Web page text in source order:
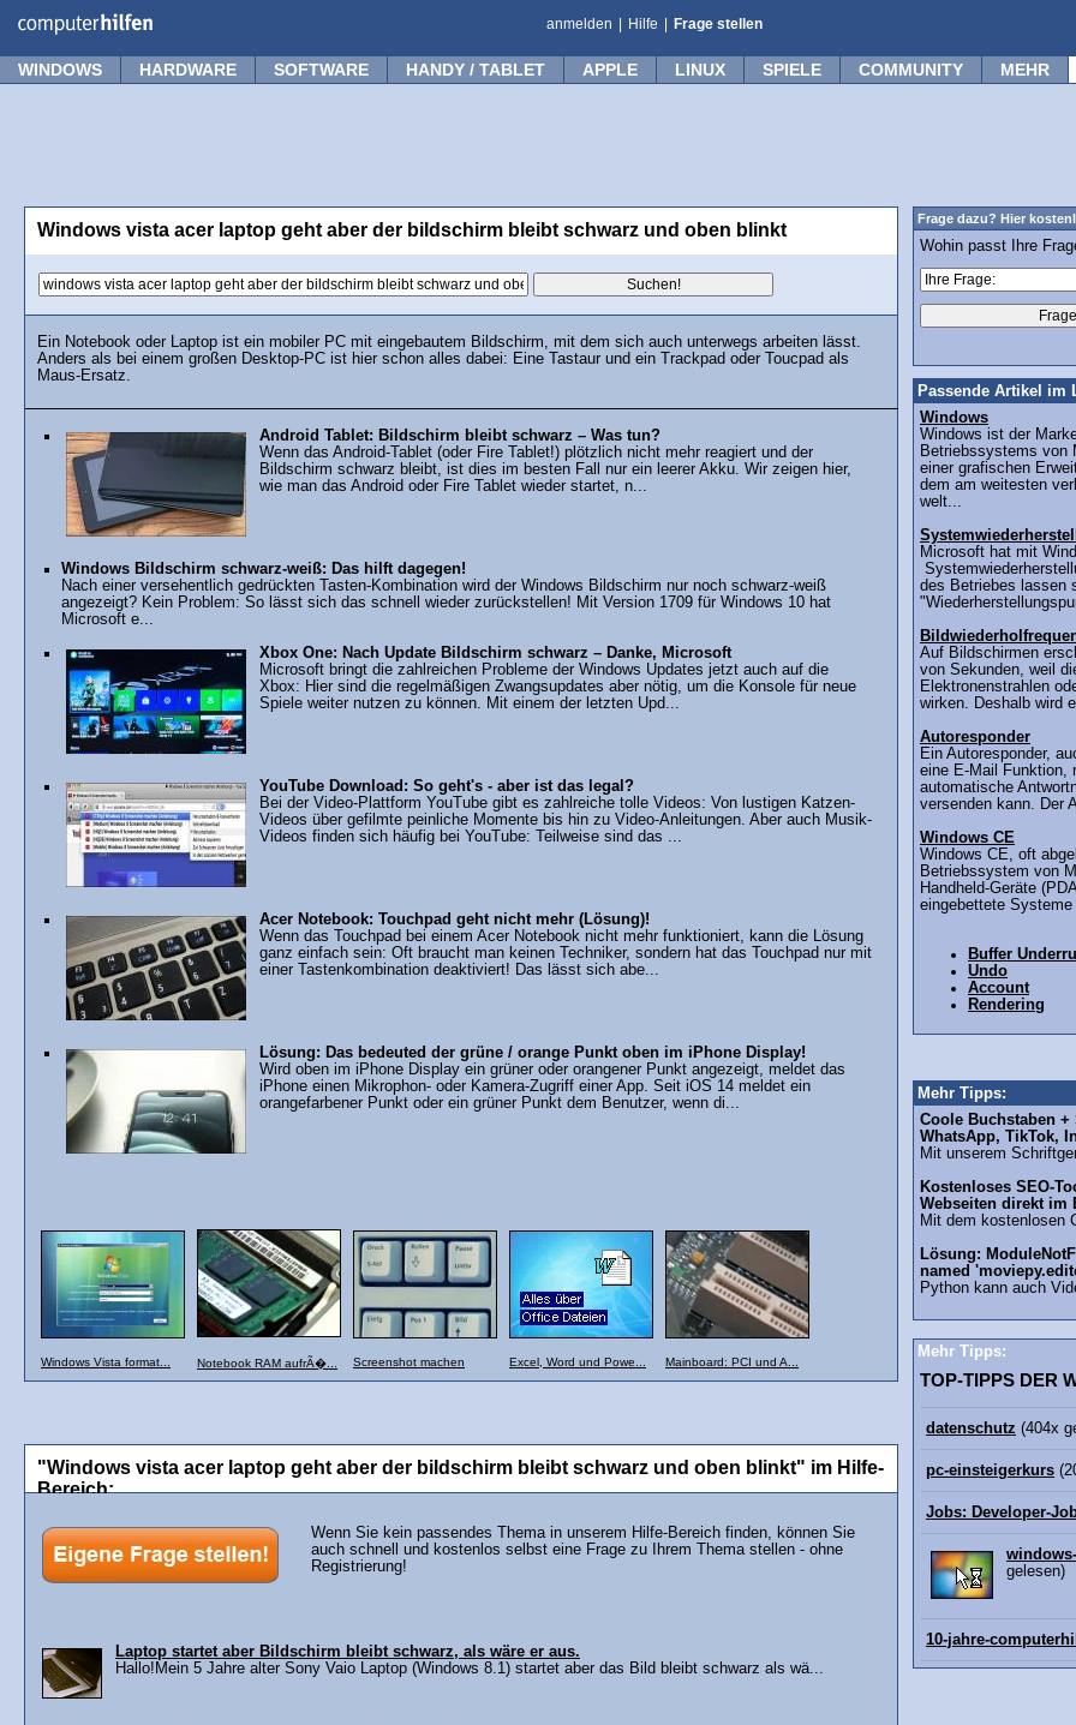
anmelden Hilfe Frage stellen
WINDOWS HARDWARE SOFTWARE HANDY / TABLET APPLE LINUX SPIELE COMMUNITY MEHR
Windows vista acer laptop geht aber der bildschirm bleibt schwarz und oben blinkt
Ein Notebook oder Laptop ist ein mobiler PC mit eingebautem Bildschirm, mit dem sich auch unterwegs arbeiten lässt.
Anders als bei einem großen Desktop-PC ist hier schon alles dabei: Eine Tastaur und ein Trackpad oder Toucpad als
Maus-Ersatz.
Android Tablet: Bildschirm bleibt schwarz – Was tun?
Wenn das Android-Tablet (oder Fire Tablet!) plötzlich nicht mehr reagiert und der
Bildschirm schwarz bleibt, ist dies im besten Fall nur ein leerer Akku. Wir zeigen hier,
wie man das Android oder Fire Tablet wieder startet, n...
Windows Bildschirm schwarz-weiß: Das hilft dagegen!
Nach einer versehentlich gedrückten Tasten-Kombination wird der Windows Bildschirm nur noch schwarz-weiß
angezeigt? Kein Problem: So lässt sich das schnell wieder zurückstellen! Mit Version 1709 für Windows 10 hat
Microsoft e...
Xbox One: Nach Update Bildschirm schwarz – Danke, Microsoft
Microsoft bringt die zahlreichen Probleme der Windows Updates jetzt auch auf die
Xbox: Hier sind die regelmäßigen Zwangsupdates aber nötig, um die Konsole für neue
Spiele weiter nutzen zu können. Mit einem der letzten Upd...
YouTube Download: So geht's - aber ist das legal?
Bei der Video-Plattform YouTube gibt es zahlreiche tolle Videos: Von lustigen Katzen-
Videos über gefilmte peinliche Momente bis hin zu Video-Anleitungen. Aber auch Musik-
Videos finden sich häufig bei YouTube: Teilweise sind das ...
Acer Notebook: Touchpad geht nicht mehr (Lösung)!
Wenn das Touchpad bei einem Acer Notebook nicht mehr funktioniert, kann die Lösung
ganz einfach sein: Oft braucht man keinen Techniker, sondern hat das Touchpad nur mit
einer Tastenkombination deaktiviert! Das lässt sich abe...
Lösung: Das bedeuted der grüne / orange Punkt oben im iPhone Display!
Wird oben im iPhone Display ein grüner oder orangener Punkt angezeigt, meldet das
iPhone einen Mikrophon- oder Kamera-Zugriff einer App. Seit iOS 14 meldet ein
orangefarbener Punkt oder ein grüner Punkt dem Benutzer, wenn di...
Windows Vista format... Notebook RAM aufrÃ�... Screenshot machen Excel, Word und Powe... Mainboard: PCI und A...
"Windows vista acer laptop geht aber der bildschirm bleibt schwarz und oben blinkt" im Hilfe-
Bereich:
Wenn Sie kein passendes Thema in unserem Hilfe-Bereich finden, können Sie
auch schnell und kostenlos selbst eine Frage zu Ihrem Thema stellen - ohne
Registrierung!
Laptop startet aber Bildschirm bleibt schwarz, als wäre er aus.
Hallo!Mein 5 Jahre alter Sony Vaio Laptop (Windows 8.1) startet aber das Bild bleibt schwarz als wä...
Frage dazu? Hier
Wohin passt Ihre
Passende Artikel im
Windows
Windows ist der
Betriebssystems von
einer grafischen
dem am weitesten
welt...
Microsoft hat mit
des Betriebes lassen
Auf Bildschirmen
von Sekunden, weil
Elektronenstrahlen
wirken. Deshalb wird
Autoresponder
Ein Autoresponder,
eine E-Mail Funktion,
automatische
versenden kann. Der
Windows CE
Windows CE, oft
Betriebssystem von
Handheld-Geräte
eingebettete Systeme
Buffer
Undo
Account
Rendering
Mehr Tipps:
Coole Buchstaben
WhatsApp, TikTok,
Mit unserem
Kostenloses SEO-
Webseiten direkt im
Mit dem kostenlosen
Lösung:
named
Python kann auch
Mehr Tipps:
TOP-TIPPS DER
datenschutz (404x
pc-einsteigerkurs
Jobs: Developer-
gelesen)
10-jahre-